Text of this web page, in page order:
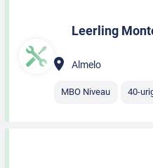
Leerling
Almelo
MBO Niveau 40-